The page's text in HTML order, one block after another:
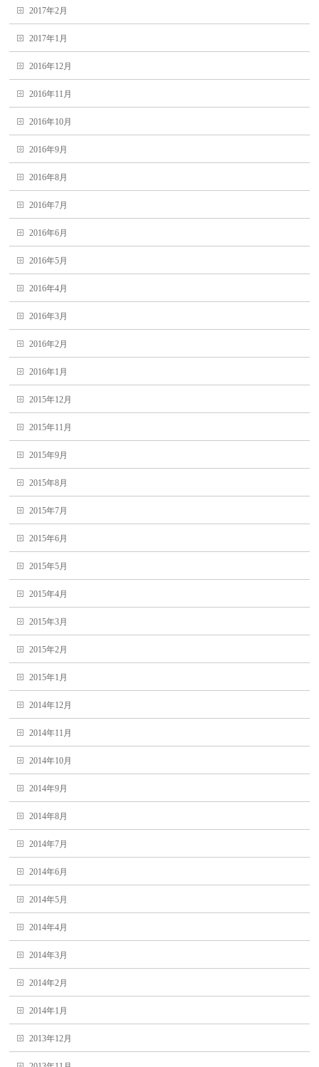
2017年2月
2017年1月
2016年12月
2016年11月
2016年10月
2016年9月
2016年8月
2016年7月
2016年6月
2016年5月
2016年4月
2016年3月
2016年2月
2016年1月
2015年12月
2015年11月
2015年9月
2015年8月
2015年7月
2015年6月
2015年5月
2015年4月
2015年3月
2015年2月
2015年1月
2014年12月
2014年11月
2014年10月
2014年9月
2014年8月
2014年7月
2014年6月
2014年5月
2014年4月
2014年3月
2014年2月
2014年1月
2013年12月